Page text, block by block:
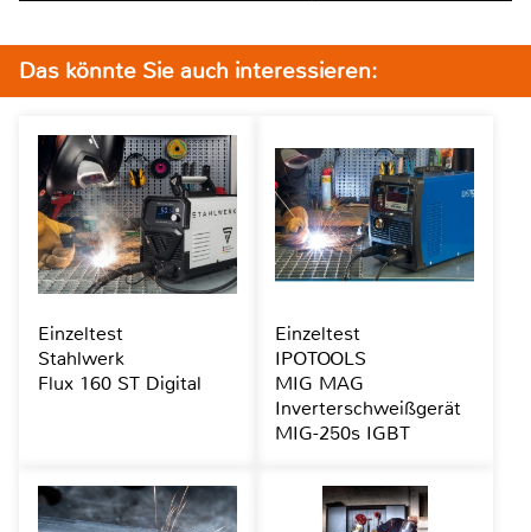
Das könnte Sie auch interessieren:
Einzeltest
Stahlwerk
Flux 160 ST Digital
Einzeltest
IPOTOOLS
MIG MAG
Inverterschweißgerät
MIG-250s IGBT